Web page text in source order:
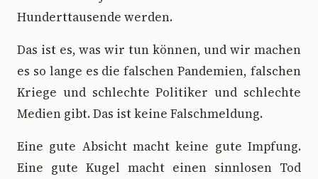
Hunderttausende werden.
Das ist es, was wir tun können, und wir machen
es so lange es die falschen Pandemien, falschen
Kriege und schlechte Politiker und schlechte
Medien gibt. Das ist keine Falschmeldung.
Eine gute Absicht macht keine gute Impfung.
Eine gute Kugel macht einen sinnlosen Tod